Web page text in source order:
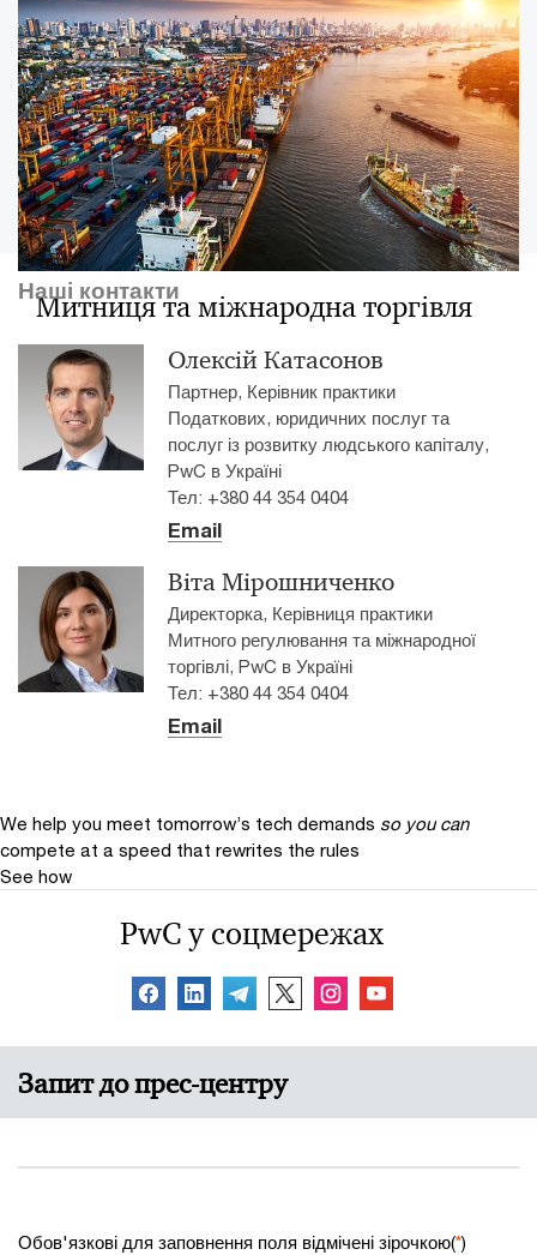
Авторизований економічний
оператор
Митниця та міжнародна торгівля
Наші контакти
Олексій Катасонов
Партнер, Керівник практики
Податкових, юридичних послуг та
послуг із розвитку людського капіталу,
PwC в Україні
Тел: +380 44 354 0404
Email
Віта Мірошниченко
Директорка, Керівниця практики
Митного регулювання та міжнародної
торгівлі, PwC в Україні
Тел: +380 44 354 0404
Email
We help you meet tomorrow’s tech demands so you can
compete at a speed that rewrites the rules
See how
PwC у соцмережах
Запит до прес-центру
Обов'язкові для заповнення поля відмічені зірочкою(*)